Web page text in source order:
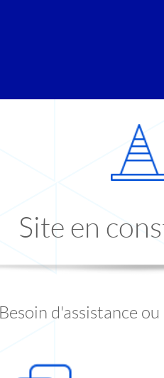
Site en
Besoin d'assistance